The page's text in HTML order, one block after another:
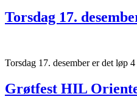
Torsdag 17.
Torsdag 17. desember er det løp
Grøtfest HIL